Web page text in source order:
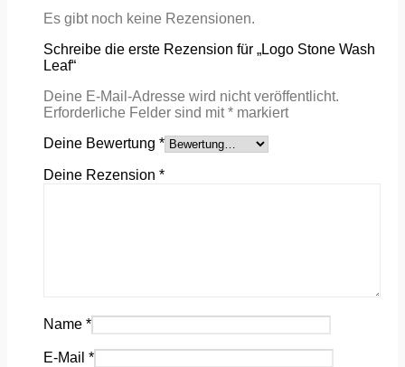
Es gibt noch keine Rezensionen.
Schreibe die erste Rezension für „Logo Stone Wash
Leaf“
Deine E-Mail-Adresse wird nicht veröffentlicht.
Erforderliche Felder sind mit* markiert
Deine Bewertung *
Deine Rezension *
Name *
E-Mail *